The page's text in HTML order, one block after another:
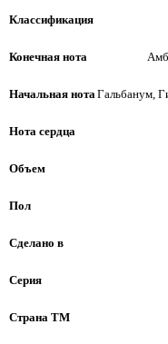
Классификация
Конечная нота
Начальная нотаГальбанум,
Нота сердца
Объем
Пол
Сделано в
Серия
Страна ТМ